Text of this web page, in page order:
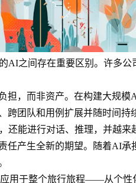
AI之间存在重要区别。许多公
担，而非资产。在构建大规
跨团队和用例扩展并随时间持
还能进行对话、推理，并越来
任产生全新的期望。随着AI承
用于整个旅行旅程——从个性